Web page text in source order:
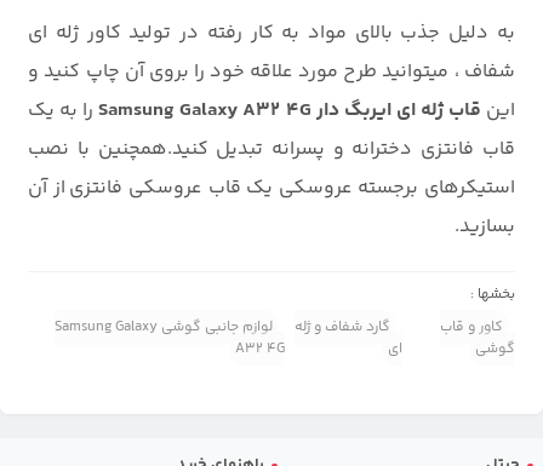
به دلیل جذب بالای مواد به کار رفته در تولید کاور ژله ای
شفاف ، میتوانید طرح مورد علاقه خود را بروی آن چاپ کنید و
این قاب ژله ای ایربگ دار Samsung Galaxy A32 4G
را به یک
قاب فانتزی دخترانه و پسرانه تبدیل کنید.همچنین با نصب
استیکرهای برجسته عروسکی یک قاب عروسکی فانتزی از آن
بسازید.
بخشها :
کاور و قاب
گوشی
گارد شفاف و ژله
ای
لوازم جانبی گوشی Samsung Galaxy
A32 4G